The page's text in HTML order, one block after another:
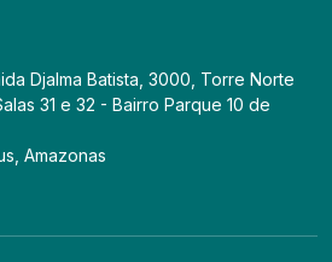
Djalma Batista, 3000, Torre Norte
31 e 32 - Bairro Parque 10 de
Amazonas